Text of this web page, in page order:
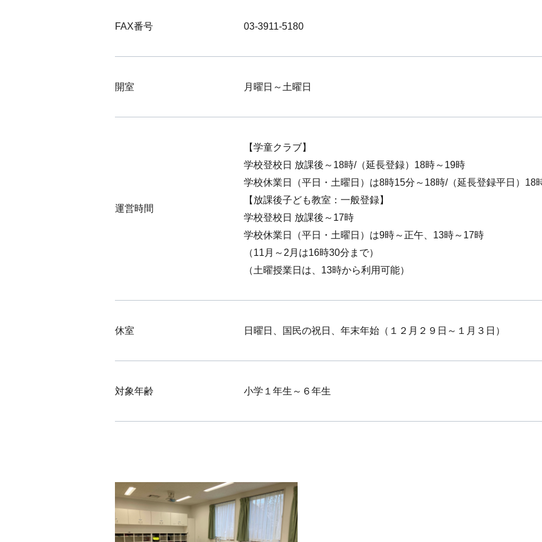
FAX番号 03-3911-5180
開室 月曜日～土曜日
運営時間
【学童クラブ】
学校登校日 放課後～18時/（延長登録）18時～19時
学校休業日（平日・土曜日）は8時15分～18時/（延長登録平日）18
【放課後子ども教室：一般登録】
学校登校日 放課後～17時
学校休業日（平日・土曜日）は9時～正午、13時～17時
（11月～2月は16時30分まで）
（土曜授業日は、13時から利用可能）
休室 日曜日、国民の祝日、年末年始（１２月２９日～１月３日）
対象年齢 小学１年生～６年生